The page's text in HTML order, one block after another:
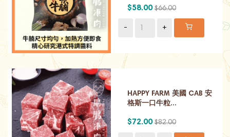
$58.00 $66.00
- +
HAPPY FARM 美國 CAB 安
格斯一口牛粒...
$72.00 $82.00